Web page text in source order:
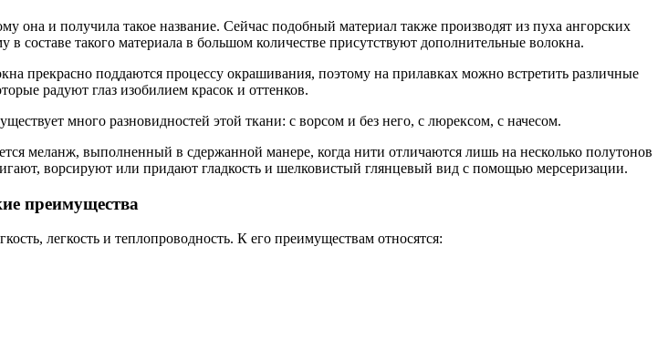
она и получила такое название. Сейчас подобный материал также производят из пуха ангорских
составе такого материала в большом количестве присутствуют дополнительные волокна.
прекрасно поддаются процессу окрашивания, поэтому на прилавках можно встретить различные
радуют глаз изобилием красок и оттенков.
много разновидностей этой ткани: с ворсом и без него, с люрексом, с начесом.
меланж, выполненный в сдержанной манере, когда нити отличаются лишь на несколько полутонов
ворсируют или придают гладкость и шелковистый глянцевый вид с помощью мерсеризации.
преимущества
легкость и теплопроводность. К его преимуществам относятся: